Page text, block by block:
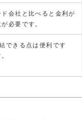
会社と比べると金利が
必要です。
できる点は便利です